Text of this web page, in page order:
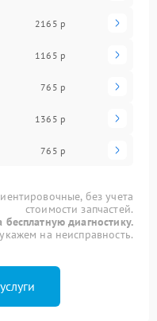
2165 р
1165 р
765 р
1365 р
765 р
без учета
стоимости запчастей.
бесплатную диагностику.
на неисправность.